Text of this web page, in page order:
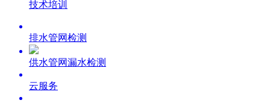
技术培训
排水管网检测
供水管网漏水检测
云服务